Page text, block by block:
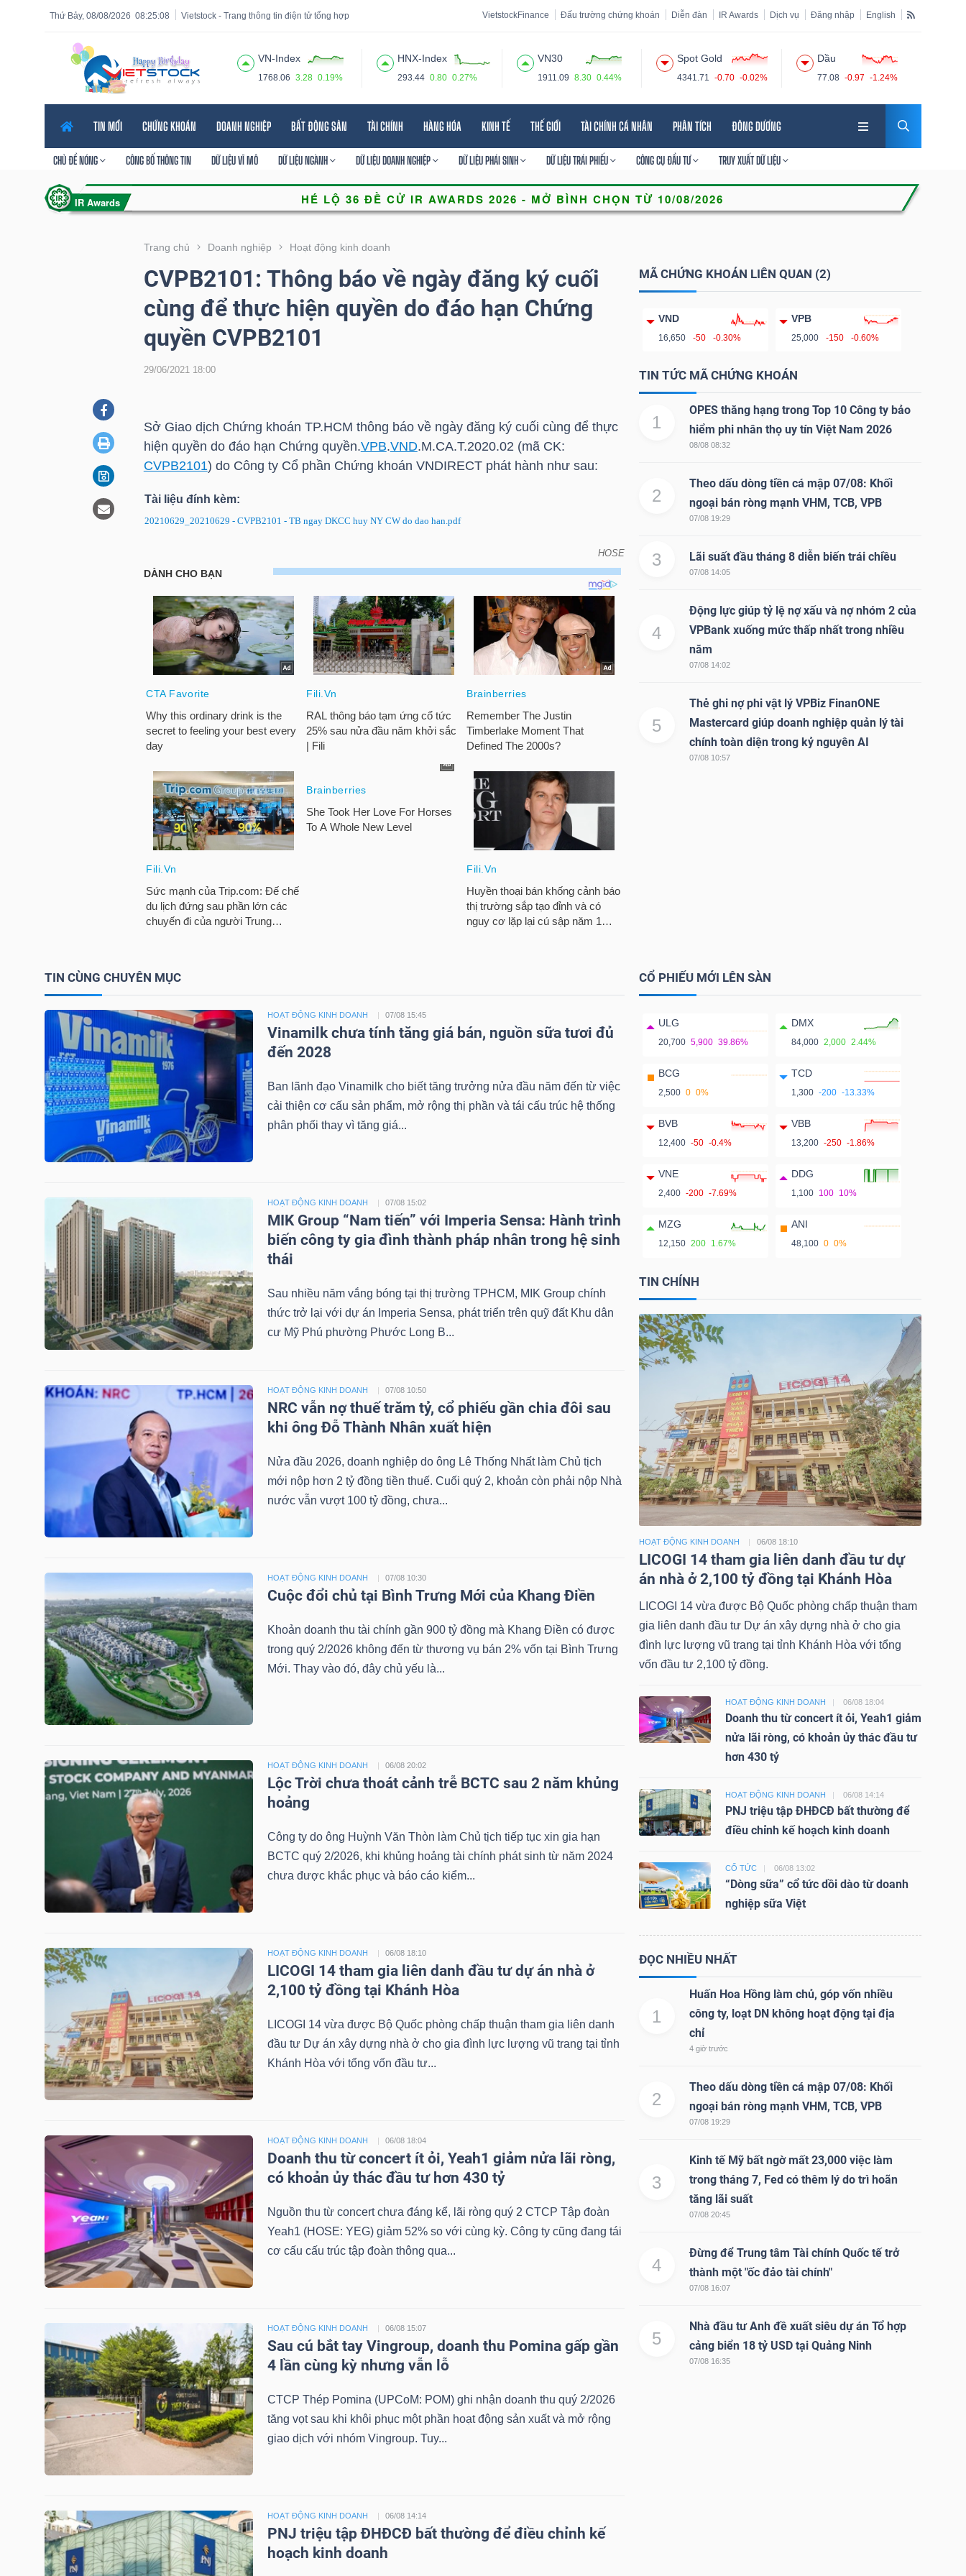
08:25:10
Thứ Bảy, 08/08/2026 Vietstock - Trang thông tin điện tử tổng hợp VietstockFinance Đấu trường chứng khoán Diễn đàn IR Awards Dịch vụ Đăng nhập English
VN-Index
1768.06 3.28 0.19%
HNX-Index
293.44 0.80 0.27%
VN30
1911.09 8.30 0.44%
Spot Gold
4341.71 -0.70 -0.02%
Dầu
77.08 -0.97 -1.24%
TIN MỚI CHỨNG KHOÁN DOANH NGHIỆP BẤT ĐỘNG SẢN TÀI CHÍNH HÀNG HÓA KINH TẾ THẾ GIỚI TÀI CHÍNH CÁ NHÂN PHÂN TÍCH ĐÔNG DƯƠNG
CHỦ ĐỀ NÓNG CÔNG BỐ THÔNG TIN DỮ LIỆU VĨ MÔ DỮ LIỆU NGÀNH DỮ LIỆU DOANH NGHIỆP DỮ LIỆU PHÁI SINH DỮ LIỆU TRÁI PHIẾU CÔNG CỤ ĐẦU TƯ TRUY XUẤT DỮ LIỆU
Trang chủ Doanh nghiệp Hoạt động kinh doanh
CVPB2101: Thông báo về ngày đăng ký cuối
cùng để thực hiện quyền do đáo hạn Chứng
quyền CVPB2101
29/06/2021 18:00
Sở Giao dịch Chứng khoán TP.HCM thông báo về ngày đăng ký cuối cùng để thực
hiện quyền do đáo hạn Chứng quyền.VPB.VND.M.CA.T.2020.02 (mã CK:
CVPB2101) do Công ty Cổ phần Chứng khoán VNDIRECT phát hành như sau:
Tài liệu đính kèm:
20210629_20210629 - CVPB2101 - TB ngay DKCC huy NY CW do dao han.pdf
HOSE
CVPB2101: Thông báo về ngày đăng ký cuối cùng để thực hiện quyền do đáo hạn
MÃ CHỨNG KHOÁN LIÊN QUAN (2)
VND
16,650 -50 -0.30%
VPB
25,000 -150 -0.60%
TIN TỨC MÃ CHỨNG KHOÁN
1
OPES thăng hạng trong Top 10 Công ty bảo
hiểm phi nhân thọ uy tín Việt Nam 2026
08/08 08:32
2
Theo dấu dòng tiền cá mập 07/08: Khối
ngoại bán ròng mạnh VHM, TCB, VPB
07/08 19:29
3 Lãi suất đầu tháng 8 diễn biến trái chiều
07/08 14:05
4
Động lực giúp tỷ lệ nợ xấu và nợ nhóm 2 của
VPBank xuống mức thấp nhất trong nhiều
năm
07/08 14:02
5
Thẻ ghi nợ phi vật lý VPBiz FinanONE
Mastercard giúp doanh nghiệp quản lý tài
chính toàn diện trong kỷ nguyên AI
07/08 10:57
TIN CÙNG CHUYÊN MỤC
HOẠT ĐỘNG KINH DOANH 07/08 15:45
Vinamilk chưa tính tăng giá bán, nguồn sữa tươi đủ
đến 2028
Ban lãnh đạo Vinamilk cho biết tăng trưởng nửa đầu năm đến từ việc
cải thiện cơ cấu sản phẩm, mở rộng thị phần và tái cấu trúc hệ thống
phân phối thay vì tăng giá...
HOẠT ĐỘNG KINH DOANH 07/08 15:02
MIK Group “Nam tiến” với Imperia Sensa: Hành trình
biến công ty gia đình thành pháp nhân trong hệ sinh
thái
Sau nhiều năm vắng bóng tại thị trường TPHCM, MIK Group chính
thức trở lại với dự án Imperia Sensa, phát triển trên quỹ đất Khu dân
cư Mỹ Phú phường Phước Long B...
HOẠT ĐỘNG KINH DOANH 07/08 10:50
NRC vẫn nợ thuế trăm tỷ, cổ phiếu gần chia đôi sau
khi ông Đỗ Thành Nhân xuất hiện
Nửa đầu 2026, doanh nghiệp do ông Lê Thống Nhất làm Chủ tịch
mới nộp hơn 2 tỷ đồng tiền thuế. Cuối quý 2, khoản còn phải nộp Nhà
nước vẫn vượt 100 tỷ đồng, chưa...
HOẠT ĐỘNG KINH DOANH 07/08 10:30
Cuộc đổi chủ tại Bình Trưng Mới của Khang Điền
Khoản doanh thu tài chính gần 900 tỷ đồng mà Khang Điền có được
trong quý 2/2026 không đến từ thương vụ bán 2% vốn tại Bình Trưng
Mới. Thay vào đó, đây chủ yếu là...
HOẠT ĐỘNG KINH DOANH 06/08 20:02
Lộc Trời chưa thoát cảnh trễ BCTC sau 2 năm khủng
hoảng
Công ty do ông Huỳnh Văn Thòn làm Chủ tịch tiếp tục xin gia hạn
BCTC quý 2/2026, khi khủng hoảng tài chính phát sinh từ năm 2024
chưa được khắc phục và báo cáo kiểm...
HOẠT ĐỘNG KINH DOANH 06/08 18:10
LICOGI 14 tham gia liên danh đầu tư dự án nhà ở
2,100 tỷ đồng tại Khánh Hòa
LICOGI 14 vừa được Bộ Quốc phòng chấp thuận tham gia liên danh
đầu tư Dự án xây dựng nhà ở cho gia đình lực lượng vũ trang tại tỉnh
Khánh Hòa với tổng vốn đầu tư...
HOẠT ĐỘNG KINH DOANH 06/08 18:04
Doanh thu từ concert ít ỏi, Yeah1 giảm nửa lãi ròng,
có khoản ủy thác đầu tư hơn 430 tỷ
Nguồn thu từ concert chưa đáng kể, lãi ròng quý 2 CTCP Tập đoàn
Yeah1 (HOSE: YEG) giảm 52% so với cùng kỳ. Công ty cũng đang tái
cơ cấu cấu trúc tập đoàn thông qua...
HOẠT ĐỘNG KINH DOANH 06/08 15:07
Sau cú bắt tay Vingroup, doanh thu Pomina gấp gần
4 lần cùng kỳ nhưng vẫn lỗ
CTCP Thép Pomina (UPCoM: POM) ghi nhận doanh thu quý 2/2026
tăng vọt sau khi khôi phục một phần hoạt động sản xuất và mở rộng
giao dịch với nhóm Vingroup. Tuy...
HOẠT ĐỘNG KINH DOANH 06/08 14:14
PNJ triệu tập ĐHĐCĐ bất thường để điều chỉnh kế
hoạch kinh doanh
CỔ PHIẾU MỚI LÊN SÀN
ULG
20,700 5,900 39.86%
DMX
84,000 2,000 2.44%
BCG
2,500 0 0%
TCD
1,300 -200 -13.33%
BVB
12,400 -50 -0.4%
VBB
13,200 -250 -1.86%
VNE
2,400 -200 -7.69%
DDG
1,100 100 10%
MZG
12,150 200 1.67%
ANI
48,100 0 0%
TIN CHÍNH
HOẠT ĐỘNG KINH DOANH 06/08 18:10
LICOGI 14 tham gia liên danh đầu tư dự
án nhà ở 2,100 tỷ đồng tại Khánh Hòa
LICOGI 14 vừa được Bộ Quốc phòng chấp thuận tham
gia liên danh đầu tư Dự án xây dựng nhà ở cho gia
đình lực lượng vũ trang tại tỉnh Khánh Hòa với tổng
vốn đầu tư 2,100 tỷ đồng.
HOẠT ĐỘNG KINH DOANH 06/08 18:04
Doanh thu từ concert ít ỏi, Yeah1 giảm
nửa lãi ròng, có khoản ủy thác đầu tư
hơn 430 tỷ
HOẠT ĐỘNG KINH DOANH 06/08 14:14
PNJ triệu tập ĐHĐCĐ bất thường để
điều chỉnh kế hoạch kinh doanh
CỔ TỨC 06/08 13:02
“Dòng sữa” cổ tức dồi dào từ doanh
nghiệp sữa Việt
ĐỌC NHIỀU NHẤT
1
Huấn Hoa Hồng làm chủ, góp vốn nhiều
công ty, loạt DN không hoạt động tại địa
chỉ
4 giờ trước
2
Theo dấu dòng tiền cá mập 07/08: Khối
ngoại bán ròng mạnh VHM, TCB, VPB
07/08 19:29
3
Kinh tế Mỹ bất ngờ mất 23,000 việc làm
trong tháng 7, Fed có thêm lý do trì hoãn
tăng lãi suất
07/08 20:45
4
Đừng để Trung tâm Tài chính Quốc tế trở
thành một "ốc đảo tài chính"
07/08 16:07
5
Nhà đầu tư Anh đề xuất siêu dự án Tổ hợp
cảng biển 18 tỷ USD tại Quảng Ninh
07/08 16:35
Tính năng
năng
VIETSTOCK
CHÍNH
NHÂN
MÔ
NGÀNH
PHIẾU
SINH
TRÁI
PHIẾU
ĐẦU
TRUY
Ngành
SECTOR
NĂNG
LƯỢNG
NGUYÊN
VẬT
CÔNG
NGHIỆP
DÙNG
KHÔNG
THIẾT